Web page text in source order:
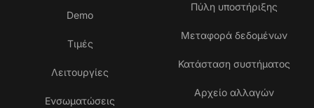
Demo
Τιμές
Λειτουργίες
Ενσωματώσεις
Πύλη υποστήριξης
Μεταφορά δεδομένων
Κατάσταση συστήματος
Αρχείο αλλαγών